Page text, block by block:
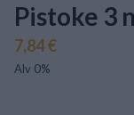
Pistoke 3
7,84 €
Alv 0%